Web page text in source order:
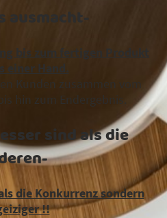
ausmacht-
bis zum fertigen Produkt
einer Hand.
Kunden zusammen vom
hin zum Endergebnis.
sind als die
die Konkurrenz sondern
!!